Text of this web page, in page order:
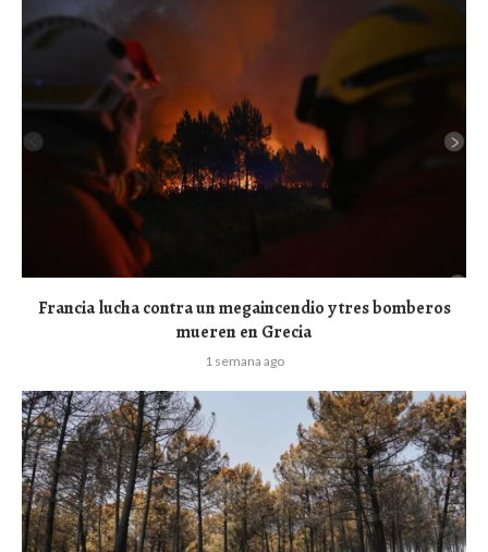
Francia lucha contra un megaincendio y tres bomberos
mueren en Grecia
1 semana ago